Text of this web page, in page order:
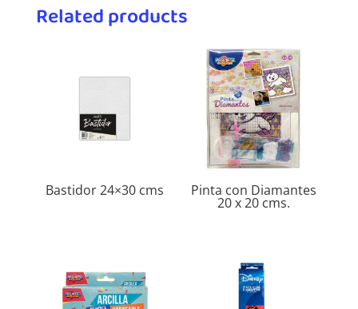
Related products
Bastidor 24×30 cms Pinta con Diamantes
20 x 20 cms.